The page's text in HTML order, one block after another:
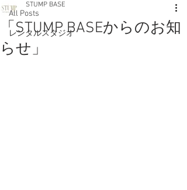
All Posts
レンタルスタジオ
「STUMP BASEからのお知
らせ」
STUMP BASE